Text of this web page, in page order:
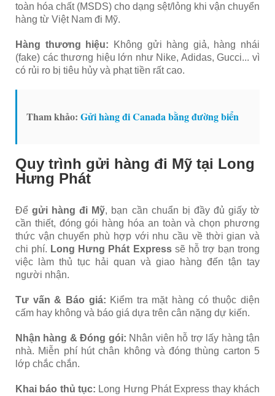
toàn hóa chất (MSDS) cho dạng sệt/lỏng khi vận chuyển
hàng từ Việt Nam đi Mỹ.
Hàng thương hiệu: Không gửi hàng giả, hàng nhái
(fake) các thương hiệu lớn như Nike, Adidas, Gucci... vì
có rủi ro bị tiêu hủy và phạt tiền rất cao.
Tham khảo: Gửi hàng đi Canada bằng đường biển
Quy trình gửi hàng đi Mỹ tại Long
Hưng Phát
Đểgửi hàng đi Mỹ, bạn cần chuẩn bị đầy đủ giấy tờ
cần thiết, đóng gói hàng hóa an toàn và chọn phương
thức vận chuyển phù hợp với nhu cầu về thời gian và
chi phí. Long Hưng Phát Expresssẽ hỗ trợ bạn trong
việc làm thủ tục hải quan và giao hàng đến tận tay
người nhận.
Tư vấn & Báo giá: Kiểm tra mặt hàng có thuộc diện
cấm hay không và báo giá dựa trên cân nặng dự kiến.
Nhận hàng & Đóng gói: Nhân viên hỗ trợ lấy hàng tận
nhà. Miễn phí hút chân không và đóng thùng carton 5
lớp chắc chắn.
Khai báo thủ tục: Long Hưng Phát Express thay khách